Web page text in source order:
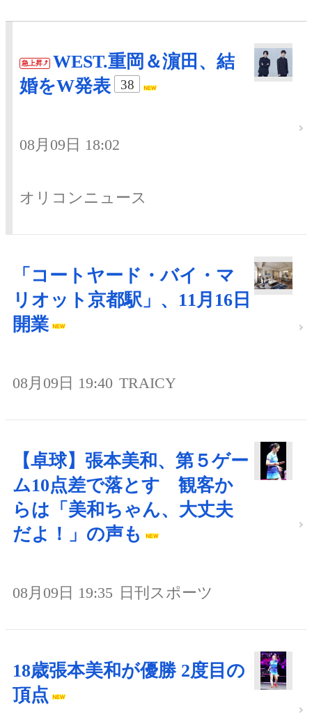
急上昇
WEST.重岡＆濵田、結
婚をW発表
38
08月09日 18:02
オリコンニュース
「コートヤード・バイ・マ
リオット京都駅」、11月16日
開業
08月09日 19:40 TRAICY
【卓球】張本美和、第５ゲー
ム10点差で落とす 観客か
らは「美和ちゃん、大丈夫
だよ！」の声も
08月09日 19:35 日刊スポーツ
18歳張本美和が優勝 2度目の
頂点